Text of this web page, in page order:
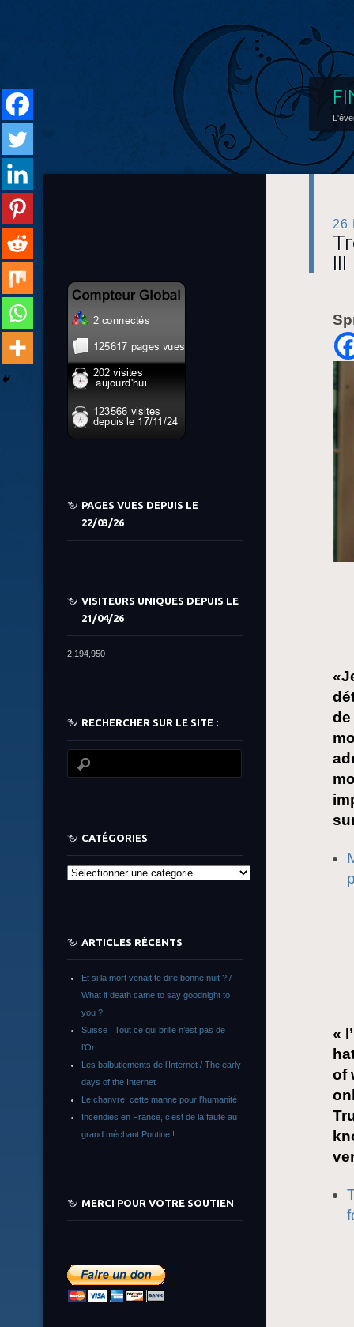
26
III
«
of
PAGES VUES DEPUIS LE
22/03/26
VISITEURS UNIQUES DEPUIS LE
21/04/26
2,194,950
RECHERCHER SUR LE SITE :
CATÉGORIES
Catégories
ARTICLES RÉCENTS
Et si la mort venait te dire bonne nuit ? /
What if death came to say goodnight to
you ?
Suisse : Tout ce qui brille n’est pas de
l’Or!
Les balbutiements de l’Internet / The early
days of the Internet
Le chanvre, cette manne pour l’humanité
Incendies en France, c’est de la faute au
grand méchant Poutine !
MERCI POUR VOTRE SOUTIEN